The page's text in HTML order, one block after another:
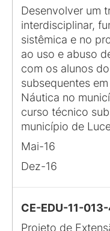
Desenvolver um
interdisciplinar,
sistêmica e no
ao uso e abuso
com os alunos
subsequentes
Náutica no
curso técnico
município de
Mai-16
Dez-16
CE-EDU-11-
Projeto de